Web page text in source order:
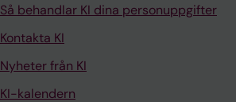
Så behandlar KI dina personuppgifter
Kontakta KI
Nyheter från KI
KI-kalendern